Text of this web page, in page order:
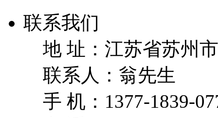
联系我们
地 址： 江苏省苏州
联系人： 翁先生
手 机： 1377-1839-